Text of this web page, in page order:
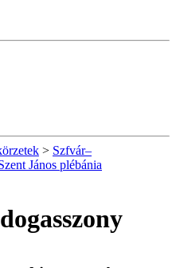
> Szfvár–
János plébánia